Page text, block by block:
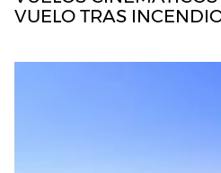
VUELO TRAS